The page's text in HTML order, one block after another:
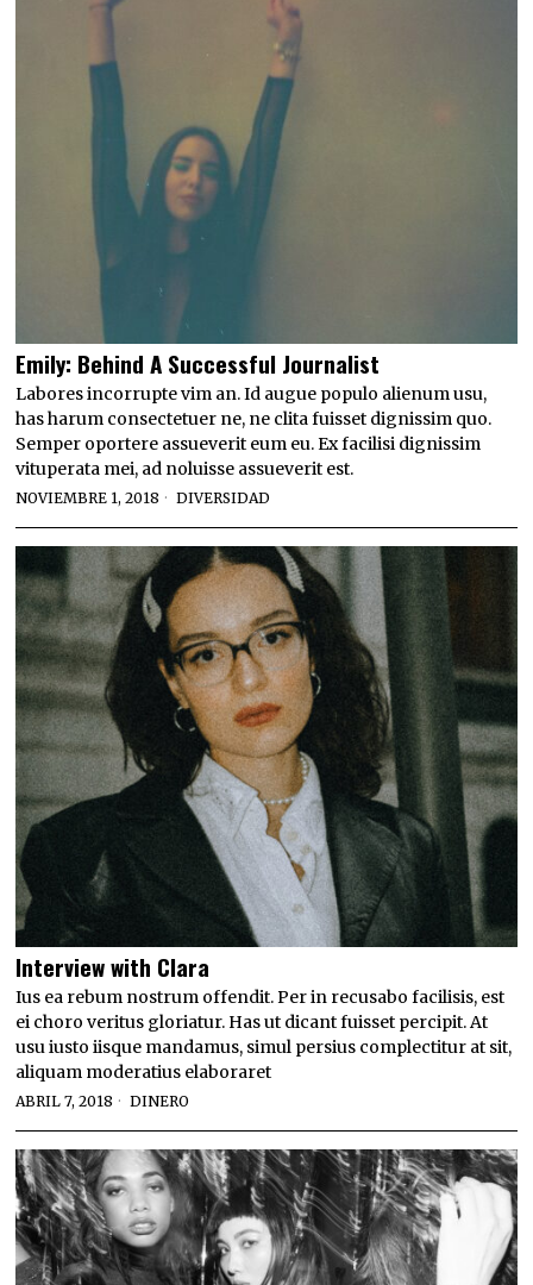
Emily: Behind A Successful Journalist
Labores incorrupte vim an. Id augue populo alienum usu,
has harum consectetuer ne, ne clita fuisset dignissim quo.
Semper oportere assueverit eum eu. Ex facilisi dignissim
vituperata mei, ad noluisse assueverit est.
NOVIEMBRE 1, 2018 DIVERSIDAD
Interview with Clara
Ius ea rebum nostrum offendit. Per in recusabo facilisis, est
ei choro veritus gloriatur. Has ut dicant fuisset percipit. At
usu iusto iisque mandamus, simul persius complectitur at sit,
aliquam moderatius elaboraret
ABRIL 7, 2018 DINERO